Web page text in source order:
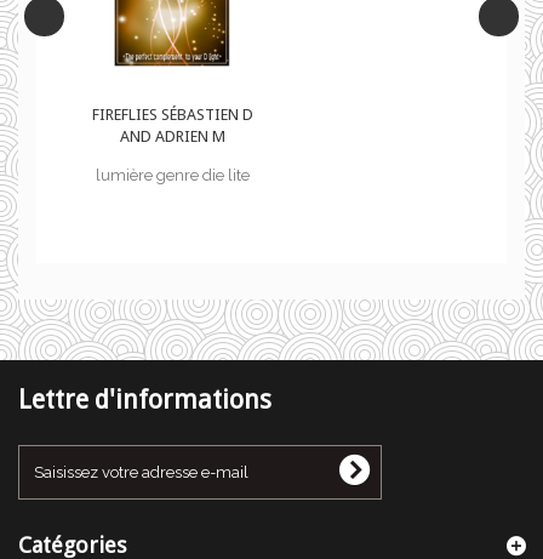
FIREFLIES SÉBASTIEN D
AND ADRIEN M
lumière genre die lite
Lettre d'informations
Catégories